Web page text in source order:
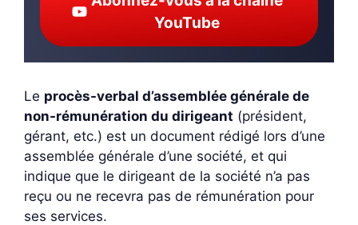
YouTube
Le procès-verbal d’assemblée générale de
non-rémunération du dirigeant (président,
gérant, etc.) est un document rédigé lors d’une
assemblée générale d’une société, et qui
indique que le dirigeant de la société n’a pas
reçu ou ne recevra pas de rémunération pour
ses services.